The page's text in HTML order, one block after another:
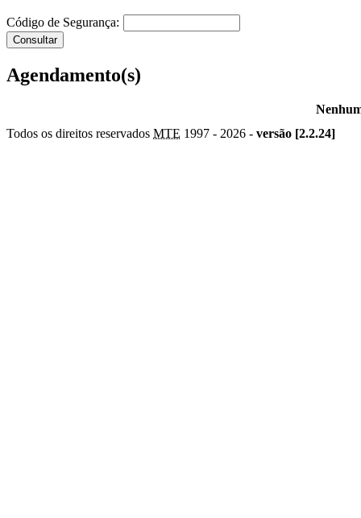
Código de Segurança:
Agendamento(s)
Todos os direitos reservados MTE 1997 - 2026 - versão [2.2.24]